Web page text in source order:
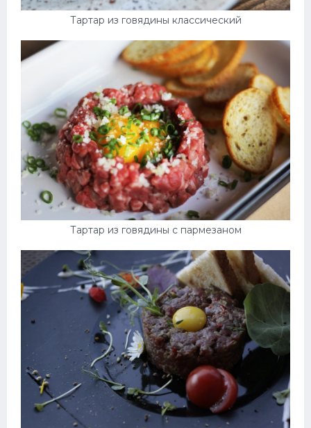
Тартар из говядины классический
Тартар из говядины с пармезаном